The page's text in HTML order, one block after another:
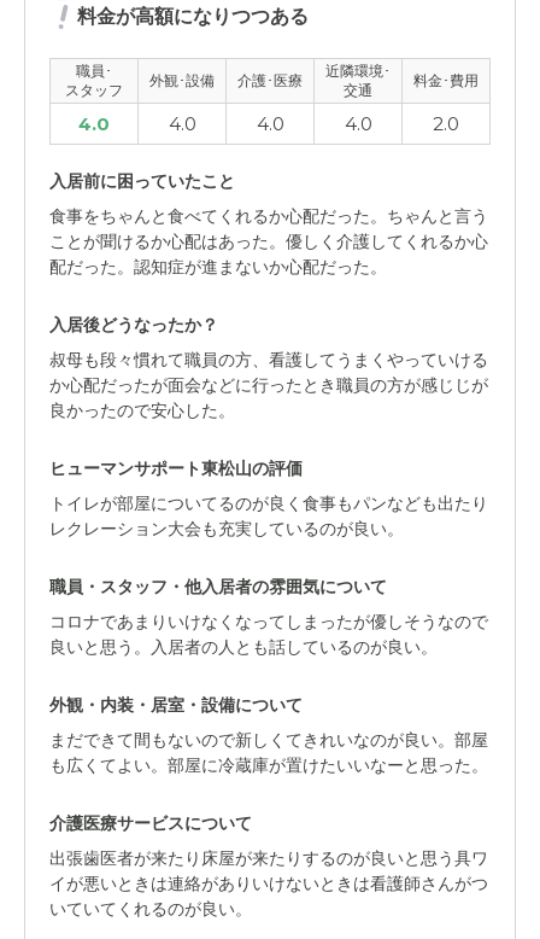
料金が高額になりつつある
職員･
スタッフ
外観･設備 介護･医療
近隣環境･
交通
料金･費用
4.0 4.0 4.0 4.0 2.0
入居前に困っていたこと
食事をちゃんと食べてくれるか心配だった。ちゃんと言う
ことが聞けるか心配はあった。優しく介護してくれるか心
配だった。認知症が進まないか心配だった。
入居後どうなったか？
叔母も段々慣れて職員の方、看護してうまくやっていける
か心配だったが面会などに行ったとき職員の方が感じじが
良かったので安心した。
ヒューマンサポート東松山の評価
トイレが部屋についてるのが良く食事もパンなども出たり
レクレーション大会も充実しているのが良い。
職員・スタッフ・他入居者の雰囲気について
コロナであまりいけなくなってしまったが優しそうなので
良いと思う。入居者の人とも話しているのが良い。
外観・内装・居室・設備について
まだできて間もないので新しくてきれいなのが良い。部屋
も広くてよい。部屋に冷蔵庫が置けたいいなーと思った。
介護医療サービスについて
出張歯医者が来たり床屋が来たりするのが良いと思う具ワ
イが悪いときは連絡がありいけないときは看護師さんがつ
いていてくれるのが良い。